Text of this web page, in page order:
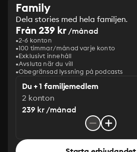
Family
Dela stories med hela familjen.
Från 239 kr/månad
2-6 konton
100 timmar/månad varje konto
Exklusivt innehåll
Avsluta när du vill
Obegränsad lyssning på podcasts
Du + 1 familjemedlem
2 konton
239 kr /månad